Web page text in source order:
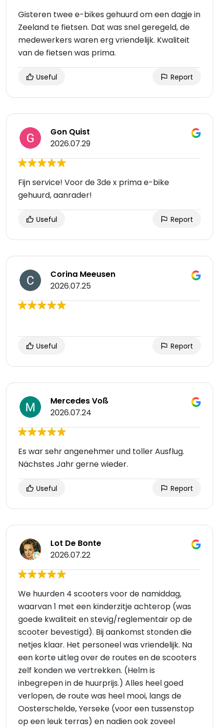
Gisteren twee e-bikes gehuurd om een dagje in
Zeeland te fietsen. Dat was snel geregeld, de
medewerkers waren erg vriendelijk. Kwaliteit
van de fietsen was prima.
Useful Report
Gon Quist
2026.07.29
Fijn service! Voor de 3de x prima e-bike
gehuurd, aanrader!
Useful Report
Corina Meeusen
2026.07.25
Useful Report
Mercedes Voß
2026.07.24
Es war sehr angenehmer und toller Ausflug.
Nächstes Jahr gerne wieder.
Useful Report
Lot De Bonte
2026.07.22
We huurden 4 scooters voor de namiddag,
waarvan 1 met een kinderzitje achterop (was
goede kwaliteit en stevig/reglementair op de
scooter bevestigd). Bij aankomst stonden die
netjes klaar. Het personeel was vriendelijk. Na
een korte uitleg over de routes en de scooters
zelf konden we vertrekken. (Helm is
inbegrepen in de huurprijs.) Alles heel goed
verlopen, de route was heel mooi, langs de
Oosterschelde, Yerseke (voor een tussenstop
op een leuk terras) en nadien ook zoveel